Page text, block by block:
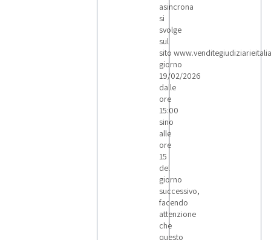
asincrona
si
svolge
sul
sito
giorno
19/02/2026
dalle
ore
15:00
sino
alle
ore
15
del
giorno
successivo,
facendo
attenzione
che
questo